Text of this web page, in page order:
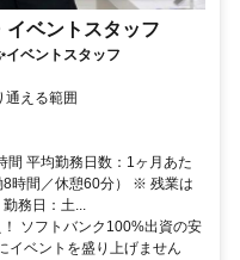
イベントスタッフ
イベントスタッフ
通える範囲
間 平均勤務日数：1ヶ月あた
8時間／休憩60分） ※ 残業は
務日：土...
ソフトバンク100%出資の安
イベントを盛り上げません